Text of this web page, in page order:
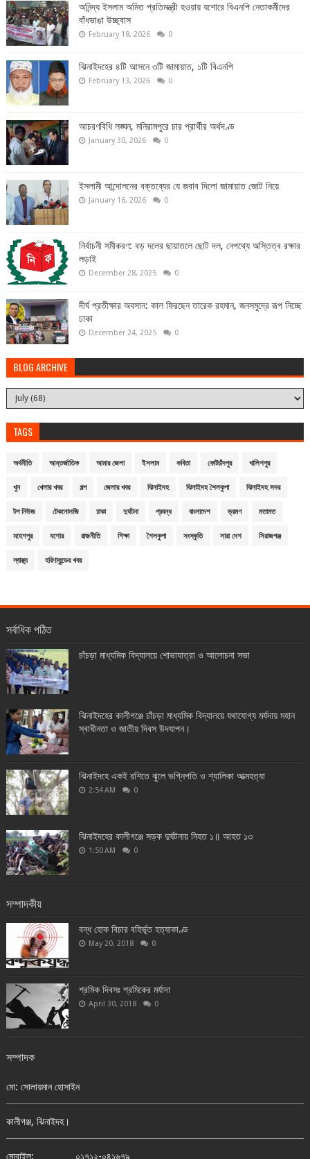
অনিন্দ্য ইসলাম অমিত প্রতিমন্ত্রী হওয়ায় যশোরে বিএনপি নেতাকর্মীদের
বাঁধভাঙা উচ্ছ্বাস
February 18, 2026 0
ঝিনাইদহের ৪টি আসনে ৩টি জামায়াত, ১টি বিএনপি
February 13, 2026 0
আচরণবিধি লঙ্ঘন, মনিরামপুরে চার প্রার্থীর অর্থদণ্ড
January 30, 2026 0
ইসলামী আন্দোলনের বক্তব্যের যে জবাব দিলো জামায়াত জোট নিয়ে
January 16, 2026 0
নির্বাচনী সমীকরণ: বড় দলের ছায়াতলে ছোট দল, নেপথ্যে অস্তিত্ব রক্ষার
লড়াই
December 28, 2025 0
দীর্ঘ প্রতীক্ষার অবসান: কাল ফিরছেন তারেক রহমান, জনসমুদ্রে রূপ নিচ্ছে
ঢাকা
December 24, 2025 0
BLOG ARCHIVE
TAGS
অর্থনীতি আন্তর্জাতিক আমার জেলা ইসলাম কবিতা কোটচাঁদপুর খালিশপুর
খুন খেলার খবর গল্প জেলার খবর ঝিনাইদহ ঝিনাইদহ শৈলকুপা ঝিনাইদহ সদর
টপ নিউজ টেকনোলজি ঢাকা দুর্ঘটনা প্রবন্ধ বাংলাদেশ ভ্রমণ মতামত
মহেশপুর যশোর রাজনীতি শিক্ষা শৈলকুপা সংস্কৃতি সারা দেশ সিরাজগঞ্জ
স্বাস্থ্য হরিণাকুন্ডের খবর
সর্বাধিক পঠিত
চাঁচড়া মাধ্যমিক বিদ্যালয়ে শোভাযাত্রা ও আলোচনা সভা
ঝিনাইদহের কালীগঞ্জে চাঁচড়া মাধ্যমিক বিদ্যালয়ে যথাযোগ্য মর্যদায় মহান
স্বাধীনতা ও জাতীয় দিবস উদযাপন।
ঝিনাইদহে একই রশিতে ঝুলে ভগ্নিপতি ও শ্যালিকা আত্মহত্যা
2:54 AM 0
ঝিনাইদহের কালীগঞ্জে সড়ক দুর্ঘটনায় নিহত ১॥ আহত ১৩
1:50 AM 0
সম্পাদকীয়
বন্ধ হোক বিচার বহির্ভূত হত্যাকাণ্ড
May 20, 2018 0
শ্রমিক দিবসঃ শ্রমিকের মর্যাদা
April 30, 2018 0
সম্পাদক
মো: সোলায়মান হোসাইন
কালীগঞ্জ, ঝিনাইদহ।
মোবাইল: ০১৭১২-০৪১৬৭৯